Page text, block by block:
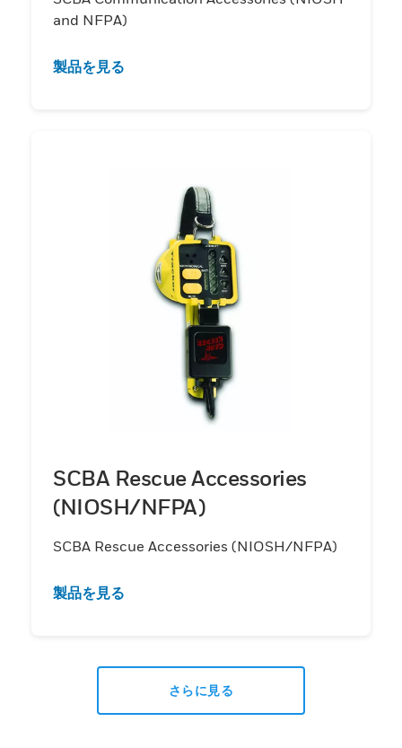
and NFPA)
製品を見る
SCBA Rescue Accessories
(NIOSH/NFPA)
SCBA Rescue Accessories (NIOSH/NFPA)
製品を見る
さらに見る